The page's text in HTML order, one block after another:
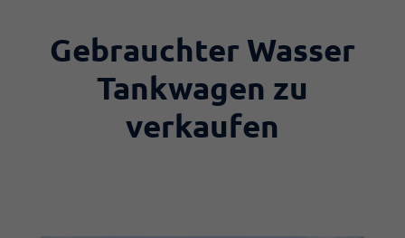
Gebrauchter Wasser
Tankwagen zu
verkaufen